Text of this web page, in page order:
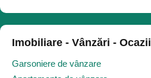
Imobiliare - Vânzări - Ocazii
Garsoniere de vânzare